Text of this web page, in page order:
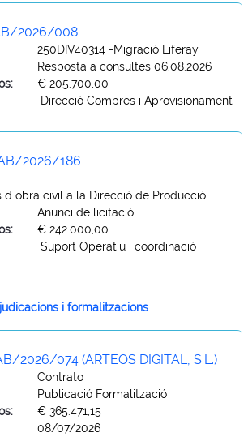
2026/008
250DIV40314 -Migració Liferay
Resposta a consultes 06.08.2026
€ 205.700,00
Direcció Compres i Aprovisionament
2026/186
obra civil a la Direcció de Producció
Anunci de licitació
€ 242.000,00
Suport Operatiu i coordinació
i formalitzacions
2026/074 (ARTEOS DIGITAL, S.L.)
Contrato
Publicació Formalització
€ 365.471,15
08/07/2026